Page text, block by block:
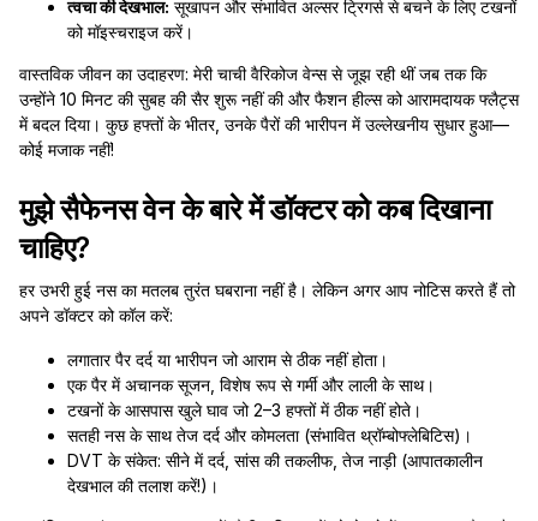
त्वचा की देखभाल: सूखापन और संभावित अल्सर ट्रिगर्स से बचने के लिए टखनों
को मॉइस्चराइज करें।
वास्तविक जीवन का उदाहरण: मेरी चाची वैरिकोज वेन्स से जूझ रही थीं जब तक कि
उन्होंने 10 मिनट की सुबह की सैर शुरू नहीं की और फैशन हील्स को आरामदायक फ्लैट्स
में बदल दिया। कुछ हफ्तों के भीतर, उनके पैरों की भारीपन में उल्लेखनीय सुधार हुआ—
कोई मजाक नहीं!
मुझे सैफेनस वेन के बारे में डॉक्टर को कब दिखाना
चाहिए?
हर उभरी हुई नस का मतलब तुरंत घबराना नहीं है। लेकिन अगर आप नोटिस करते हैं तो
अपने डॉक्टर को कॉल करें:
लगातार पैर दर्द या भारीपन जो आराम से ठीक नहीं होता।
एक पैर में अचानक सूजन, विशेष रूप से गर्मी और लाली के साथ।
टखनों के आसपास खुले घाव जो 2–3 हफ्तों में ठीक नहीं होते।
सतही नस के साथ तेज दर्द और कोमलता (संभावित थ्रॉम्बोफ्लेबिटिस)।
DVT के संकेत: सीने में दर्द, सांस की तकलीफ, तेज नाड़ी (आपातकालीन
देखभाल की तलाश करें!)।